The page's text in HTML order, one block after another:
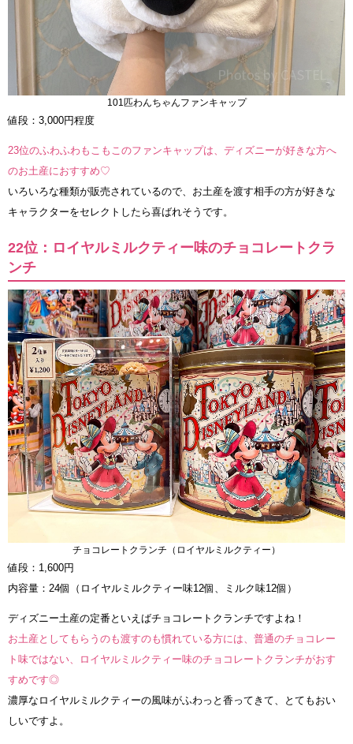
101匹わんちゃんファンキャップ
値段：3,000円程度
23位のふわふわもこもこのファンキャップは、ディズニーが好きな方へ
のお土産におすすめ♡
いろいろな種類が販売されているので、お土産を渡す相手の方が好きな
キャラクターをセレクトしたら喜ばれそうです。
22位：ロイヤルミルクティー味のチョコレートクラ
ンチ
チョコレートクランチ（ロイヤルミルクティー）
値段：1,600円
内容量：24個（ロイヤルミルクティー味12個、ミルク味12個）
ディズニー土産の定番といえばチョコレートクランチですよね！
お土産としてもらうのも渡すのも慣れている方には、普通のチョコレー
ト味ではない、ロイヤルミルクティー味のチョコレートクランチがおす
すめです◎
濃厚なロイヤルミルクティーの風味がふわっと香ってきて、とてもおい
しいですよ。